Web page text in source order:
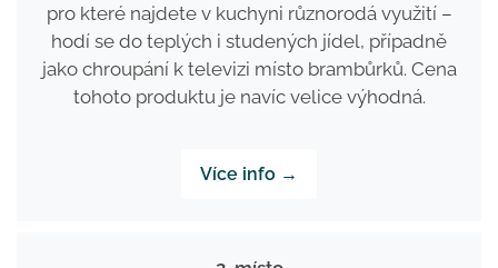
pro které najdete v kuchyni různorodá využití –
hodí se do teplých i studených jídel, případně
jako chroupání k televizi místo brambůrků. Cena
tohoto produktu je navíc velice výhodná.
Více info →